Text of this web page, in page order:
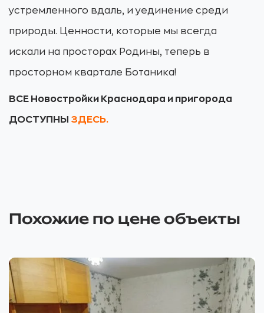
устремленного вдаль, и уединение среди
природы. Ценности, которые мы всегда
искали на просторах Родины, теперь в
просторном квартале Ботаника!
ВСЕ Новостройки Краснодара и пригорода
ДОСТУПНЫ ЗДЕСЬ.
Похожие по цене объекты